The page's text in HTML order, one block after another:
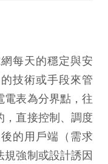
每天的穩定與安
技術或手段來管
表為分界點，往
，直接控制、調度
的用戶端（需求
強制或設計誘因